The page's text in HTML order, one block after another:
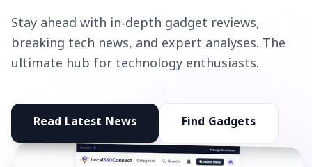
Stay ahead with in-depth gadget reviews,
breaking tech news, and expert analyses. The
ultimate hub for technology enthusiasts.
Read Latest News Find Gadgets